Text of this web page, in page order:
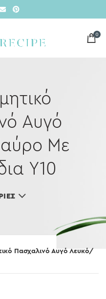
0
Αυγό
Με
Υ10
Πασχαλινό Αυγό Λευκό/